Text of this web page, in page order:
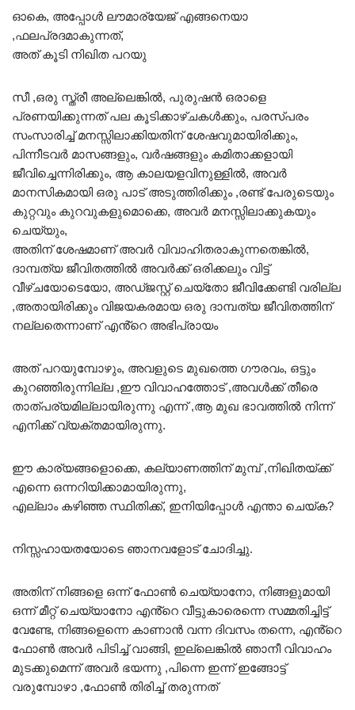
ഓകെ, അപ്പോൾ ലൗമാര്യേജ് എങ്ങനെയാ
,ഫലപ്രദമാകുന്നത്,
അത് കൂടി നിഖിത പറയു
സീ ,ഒരു സ്ത്രീ അല്ലെങ്കിൽ, പുരുഷൻ ഒരാളെ
പ്രണയിക്കുന്നത് പല കൂടിക്കാഴ്ചകൾക്കും, പരസ്പരം
സംസാരിച്ച് മനസ്സിലാക്കിയതിന് ശേഷവുമായിരിക്കും,
പിന്നീടവർ മാസങ്ങളും, വർഷങ്ങളും കമിതാക്കളായി
ജീവിച്ചെന്നിരിക്കും, ആ കാലയളവിനുള്ളിൽ, അവർ
മാനസികമായി ഒരു പാട് അടുത്തിരിക്കും ,രണ്ട് പേരുടെയും
കുറ്റവും കുറവുകളുമൊക്കെ, അവർ മനസ്സിലാക്കുകയും
ചെയ്യും,
അതിന് ശേഷമാണ് അവർ വിവാഹിതരാകുന്നതെങ്കിൽ,
ദാമ്പത്യ ജീവിതത്തിൽ അവർക്ക് ഒരിക്കലും വിട്ട്
വീഴ്ചയോടെയോ, അഡ്ജസ്റ്റ് ചെയ്തോ ജീവിക്കേണ്ടി വരില്ല
,അതായിരിക്കും വിജയകരമായ ഒരു ദാമ്പത്യ ജീവിതത്തിന്
നല്ലതെന്നാണ് എൻ്റെ അഭിപ്രായം
അത് പറയുമ്പോഴും, അവളുടെ മുഖത്തെ ഗൗരവം, ഒട്ടും
കുറഞ്ഞിരുന്നില്ല ,ഈ വിവാഹത്തോട് ,അവൾക്ക് തീരെ
താത്പര്യമില്ലായിരുന്നു എന്ന് ,ആ മുഖ ഭാവത്തിൽ നിന്ന്
എനിക്ക് വ്യക്തമായിരുന്നു.
ഈ കാര്യങ്ങളൊക്കെ, കല്യാണത്തിന് മുമ്പ് ,നിഖിതയ്ക്ക്
എന്നെ ഒന്നറിയിക്കാമായിരുന്നു,
എല്ലാം കഴിഞ്ഞ സ്ഥിതിക്ക്, ഇനിയിപ്പോൾ എന്താ ചെയ്ക?
നിസ്സഹായതയോടെ ഞാനവളോട് ചോദിച്ചു.
അതിന് നിങ്ങളെ ഒന്ന് ഫോൺ ചെയ്യാനോ, നിങ്ങളുമായി
ഒന്ന് മീറ്റ് ചെയ്യാനോ എൻ്റെ വീട്ടുകാരെന്നെ സമ്മതിച്ചിട്ട്
വേണ്ടേ, നിങ്ങളെന്നെ കാണാൻ വന്ന ദിവസം തന്നെ, എൻ്റെ
ഫോൺ അവർ പിടിച്ച് വാങ്ങി, ഇല്ലെങ്കിൽ ഞാനീ വിവാഹം
മുടക്കുമെന്ന് അവർ ഭയന്നു ,പിന്നെ ഇന്ന് ഇങ്ങോട്ട്
വരുമ്പോഴാ ,ഫോൺ തിരിച്ച് തരുന്നത്